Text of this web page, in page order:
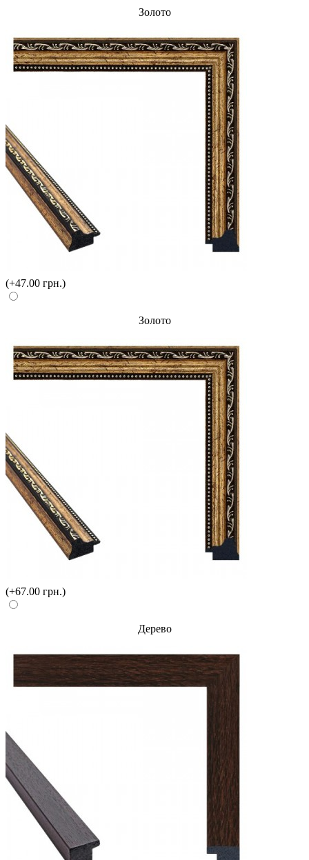
Золото
(+47.00 грн.)
Золото
(+67.00 грн.)
Дерево